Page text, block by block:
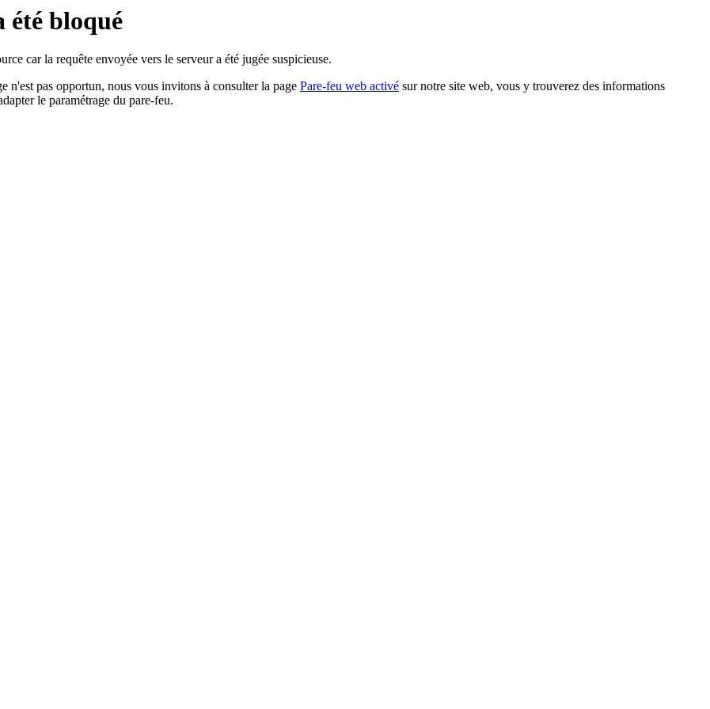
été bloqué
car la requête envoyée vers le serveur a été jugée suspicieuse.
n'est pas opportun, nous vous invitons à consulter la page Pare-feu web activé sur notre site web, vous y trouverez des informations
le paramétrage du pare-feu.